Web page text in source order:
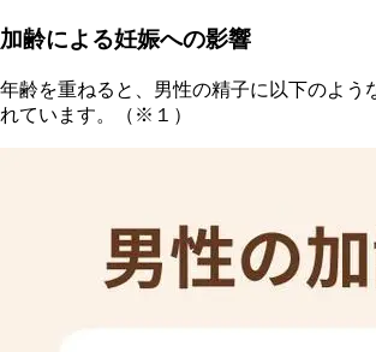
加齢による妊娠への影響
年齢を重ねると、男性の精子に以下のよう
れています。（※１）